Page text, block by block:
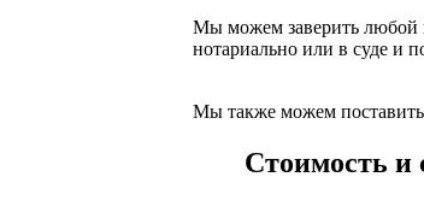
Мы можем заверить любой
нотариально или в суде и
Мы также можем поставить
Стоимость и